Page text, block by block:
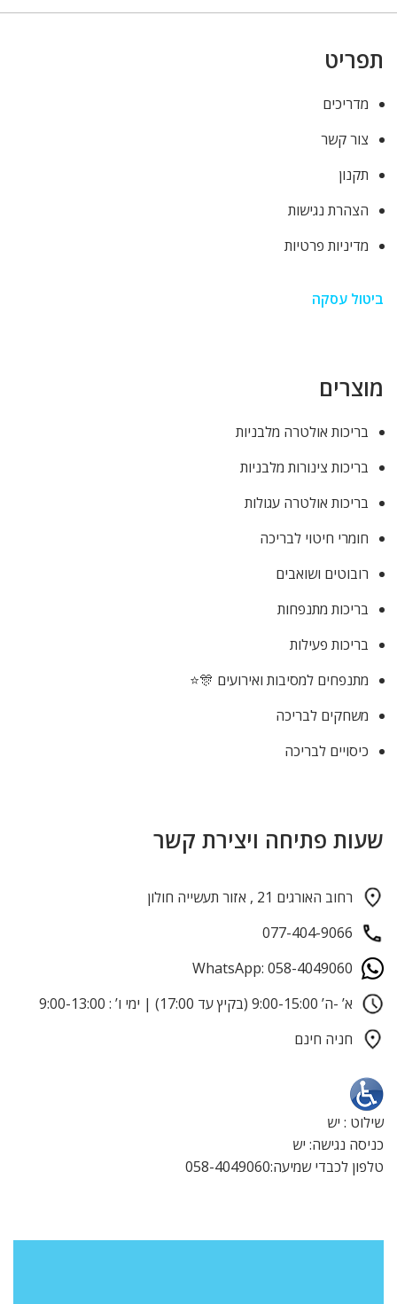
תפריט
מדריכים
צור קשר
תקנון
הצהרת נגישות
מדיניות פרטיות
ביטול עסקה
מוצרים
בריכות אולטרה מלבניות
בריכות צינורות מלבניות
בריכות אולטרה עגולות
חומרי חיטוי לבריכה
רובוטים ושואבים
בריכות מתנפחות
בריכות פעילות
מתנפחים למסיבות ואירועים 🎊⭐
משחקים לבריכה
כיסויים לבריכה
שעות פתיחה ויצירת קשר
רחוב האורגים 21 , אזור תעשייה חולון
077-404-9066
WhatsApp: 058-4049060
א’ -ה’ 9:00-15:00 (בקיץ עד 17:00) | ימי ו’ : 9:00-13:00
חניה חינם
שילוט : יש
כניסה נגישה: יש
טלפון לכבדי שמיעה:058-4049060